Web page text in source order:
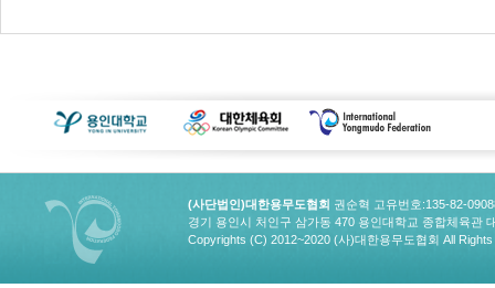
(사단법인)대한용무도협회 권순혁 고유번호:135-82-
경기 용인시 처인구 삼가동 470 용인대학교 종합체육관
Copyrights (C) 2012~2020 (사)대한용무도협회 All